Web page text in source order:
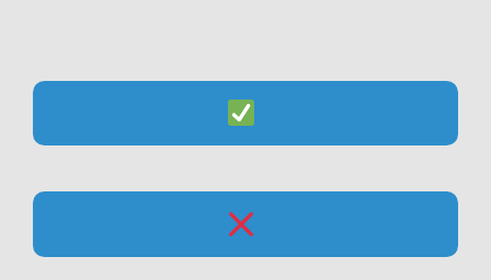
Röteln-Impfung bei
Jugendlichen